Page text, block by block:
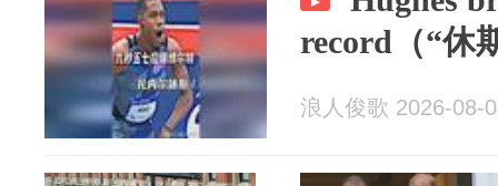
record（“休
浪人俊歌 2026-08-